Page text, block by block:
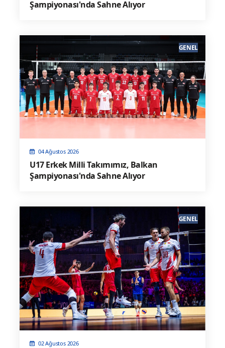
Şampiyonası'nda Sahne Alıyor
04 Ağustos 2026
U17 Erkek Milli Takımımız, Balkan
Şampiyonası'nda Sahne Alıyor
GENEL
02 Ağustos 2026
GENEL